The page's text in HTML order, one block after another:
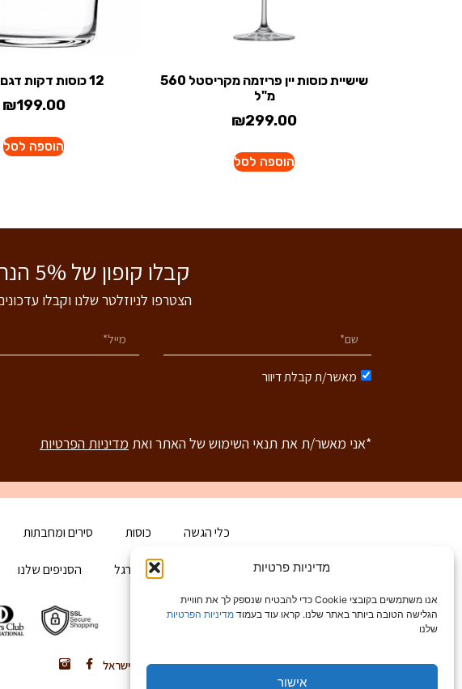
מדיניות פרטיות
אנו משתמשים בקובצי Cookie כדי להבטיח שנספק לך את חוויית
הגלישה הטובה ביותר באתר שלנו. קראו עוד בעמודמדיניות הפרטיות
שלנו
אישור
שישיית כוסות יין פריזמה מקריסטל 560
מ"ל
₪299.00
הוספה לסל
12 כוסות דקות דגם סידרה
₪199.00
הוספה לסל
קבלו קופון של 5% הנחה לרכישה באתר - הצטרפו לניוזלטר שלנו!
הצטרפו לניוזלטר שלנו וקבלו
מאשר/ת קבלת דיוור
*אני מאשר/ת את תנאי השימוש של האתר ואת מדיניות הפרטיות
כלי הגשה כוסות סירים ומחבתות
הכירו את ארגל הסניפים שלנו
טלפון: 03-6829999 קיבוץ גלויות 20, תל אביב 68166, ישראל